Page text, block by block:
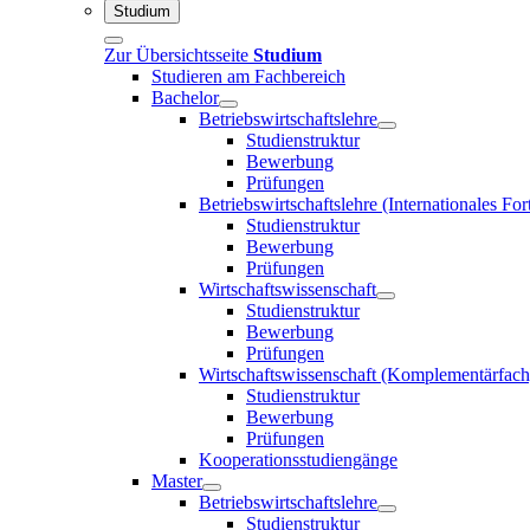
Studium
Zur Übersichtsseite Studium
Studieren am Fachbereich
Bachelor
Betriebswirtschaftslehre
Studienstruktur
Bewerbung
Prüfungen
Betriebswirtschaftslehre (Internationales
Studienstruktur
Bewerbung
Prüfungen
Wirtschaftswissenschaft
Studienstruktur
Bewerbung
Prüfungen
Wirtschaftswissenschaft
Studienstruktur
Bewerbung
Prüfungen
Kooperationsstudiengänge
Master
Betriebswirtschaftslehre
Studienstruktur